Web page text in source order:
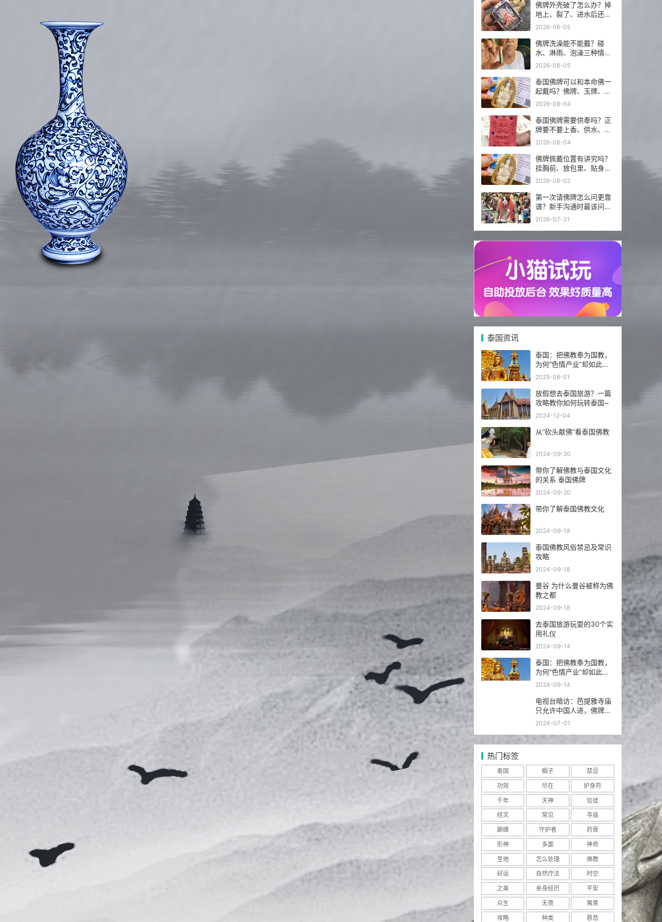
佛牌外壳破了怎么办？掉
地上、裂了、进水后还能
不能继续戴？
2026-08-05
佛牌洗澡能不能戴？碰
水、淋雨、泡澡三种情况
分开说
2026-08-05
泰国佛牌可以和本命佛一
起戴吗？佛牌、玉牌、平
安符怎么搭更稳？
2026-08-04
泰国佛牌需要供奉吗？正
牌要不要上香、供水、摆
佛台一次讲明白
2026-08-04
佛牌佩戴位置有讲究吗？
挂胸前、放包里、贴身戴
分别注意什么？
2026-08-02
第一次请佛牌怎么问更靠
谱？新手沟通时最该问的
5 个问题
2026-07-31
泰国资讯
泰国：把佛教奉为国教，
为何“色情产业”却如此繁
荣发达？
2025-08-01
放假想去泰国旅游？一篇
攻略教你如何玩转泰国~
2024-12-04
从“砍头献佛”看泰国佛教
2024-09-20
带你了解佛教与泰国文化
的关系 泰国佛牌
2024-09-20
带你了解泰国佛教文化
2024-09-18
泰国佛教风俗禁忌及常识
攻略
2024-09-18
曼谷 为什么曼谷被称为佛
教之都
2024-09-18
去泰国旅游玩耍的30个实
用礼仪
2024-09-14
泰国：把佛教奉为国教，
为何“色情产业”却如此繁
荣发达？
2024-09-14
电视台暗访：芭提雅寺庙
只允许中国人进，佛牌高
于常价100多倍！
2024-07-01
热门标签
泰国 蝎子
禁忌
功效
尽在
护身符
千年
天神
信徒
经文
常见
寺庙
巅峰
守护者
药膏
形神
多面
神奇
圣地
怎么处理
佛教
好运
自然疗法
时空
之美
亲身经历
平安
众生
无畏
寓意
攻略
种类 慈悲